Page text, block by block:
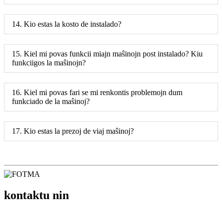
14. Kio estas la kosto de instalado?
15. Kiel mi povas funkcii miajn maŝinojn post instalado? Kiu
funkciigos la maŝinojn?
16. Kiel mi povas fari se mi renkontis problemojn dum
funkciado de la maŝinoj?
17. Kio estas la prezoj de viaj maŝinoj?
kontaktu nin